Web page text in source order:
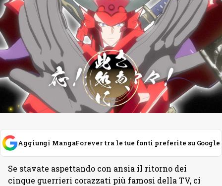
Aggiungi MangaForever tra le tue fonti preferite su Google
Se stavate aspettando con ansia il ritorno dei
cinque guerrieri corazzati più famosi della TV, ci